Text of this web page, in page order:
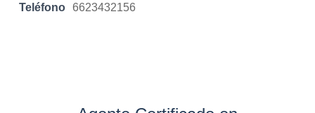
Teléfono 6623432156